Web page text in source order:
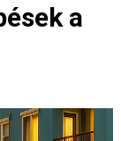
a